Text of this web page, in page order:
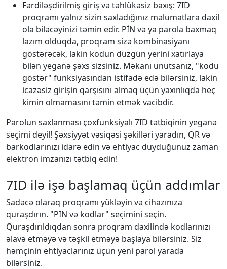
Fərdiləşdirilmiş giriş və təhlükəsiz baxış: 7ID
proqramı yalnız sizin saxladığınız məlumatlara daxil
ola biləcəyinizi təmin edir. PİN və ya parola baxmaq
lazım olduqda, proqram sizə kombinasiyanı
göstərəcək, lakin kodun düzgün yerini xatırlaya
bilən yeganə şəxs sizsiniz. Məkanı unutsanız, "kodu
göstər" funksiyasından istifadə edə bilərsiniz, lakin
icazəsiz girişin qarşısını almaq üçün yaxınlıqda heç
kimin olmamasını təmin etmək vacibdir.
Parolun saxlanması çoxfunksiyalı 7ID tətbiqinin yeganə
seçimi deyil! Şəxsiyyət vəsiqəsi şəkilləri yaradın, QR və
barkodlarınızı idarə edin və ehtiyac duyduğunuz zaman
elektron imzanızı tətbiq edin!
7ID ilə işə başlamaq üçün addımlar
Sadəcə olaraq proqramı yükləyin və cihazınıza
quraşdırın. "PIN və kodlar" seçimini seçin.
Quraşdırıldıqdan sonra proqram daxilində kodlarınızı
əlavə etməyə və təşkil etməyə başlaya bilərsiniz. Siz
həmçinin ehtiyaclarınız üçün yeni parol yarada
bilərsiniz.